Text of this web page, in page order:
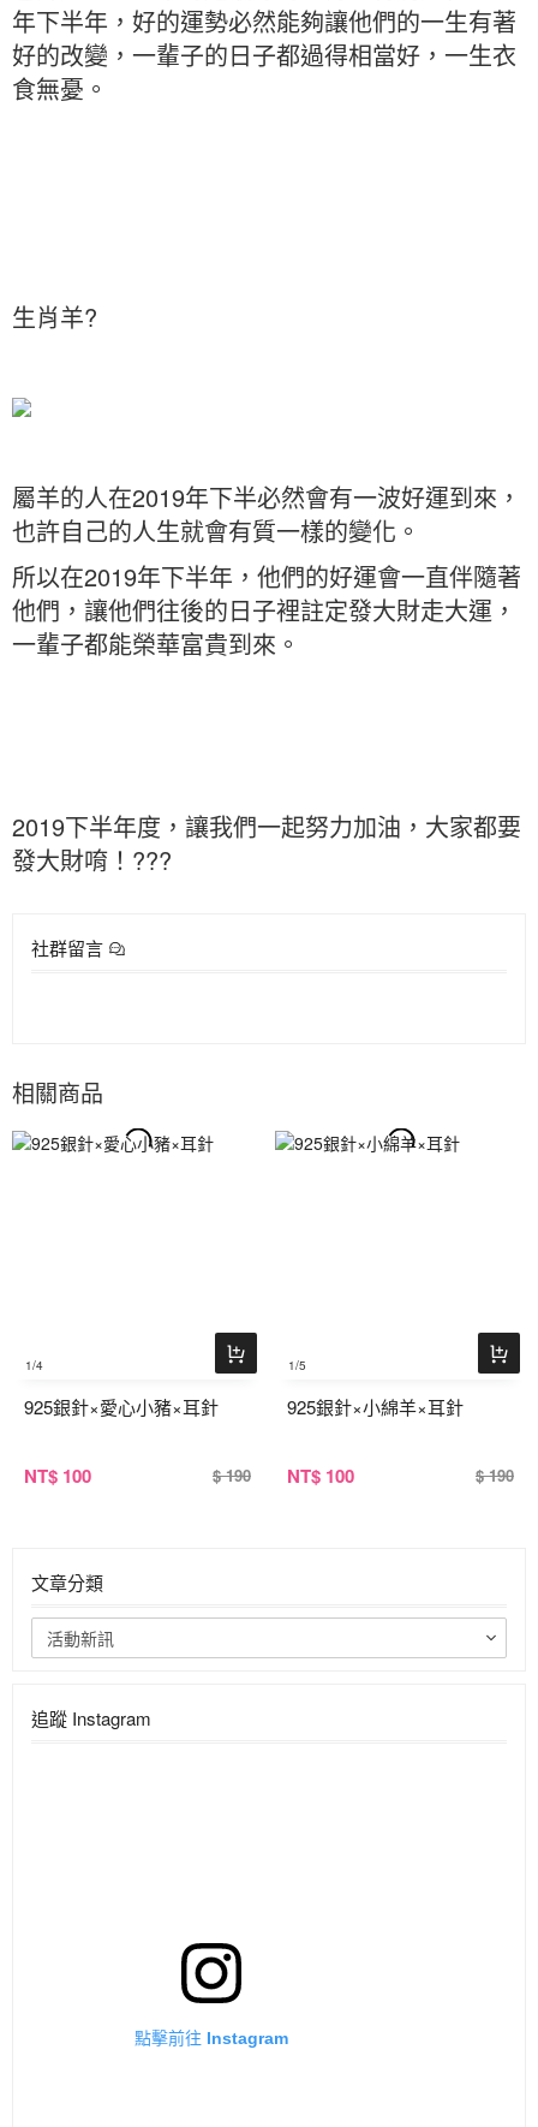
年下半年，好的運勢必然能夠讓他們的一生有著
好的改變，一輩子的日子都過得相當好，一生衣
食無憂。
生肖羊?
屬羊的人在2019年下半必然會有一波好運到來，
也許自己的人生就會有質一樣的變化。
所以在2019年下半年，他們的好運會一直伴隨著
他們，讓他們往後的日子裡註定發大財走大運，
一輩子都能榮華富貴到來。
2019下半年度，讓我們一起努力加油，大家都要
發大財唷！???
社群留言
相關商品
1/4
925銀針×愛心小豬×耳針
NT$ 100 $ 190
1/5
925銀針×小綿羊×耳針
NT$ 100 $ 190
文章分類
活動新訊
追蹤 Instagram
點擊前往 Instagram